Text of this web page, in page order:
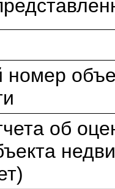
номер
об